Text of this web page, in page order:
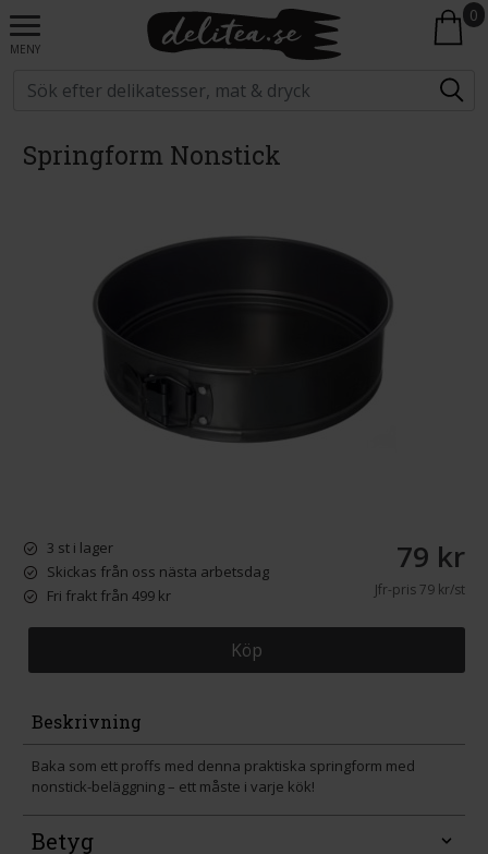
MENY
0
Springform Nonstick
3 st i lager
Skickas från oss nästa arbetsdag
Fri frakt från 499 kr
79 kr
Jfr-pris79 kr/st
Köp
Beskrivning
Baka som ett proffs med denna praktiska springform med
nonstick-beläggning – ett måste i varje kök!
Betyg